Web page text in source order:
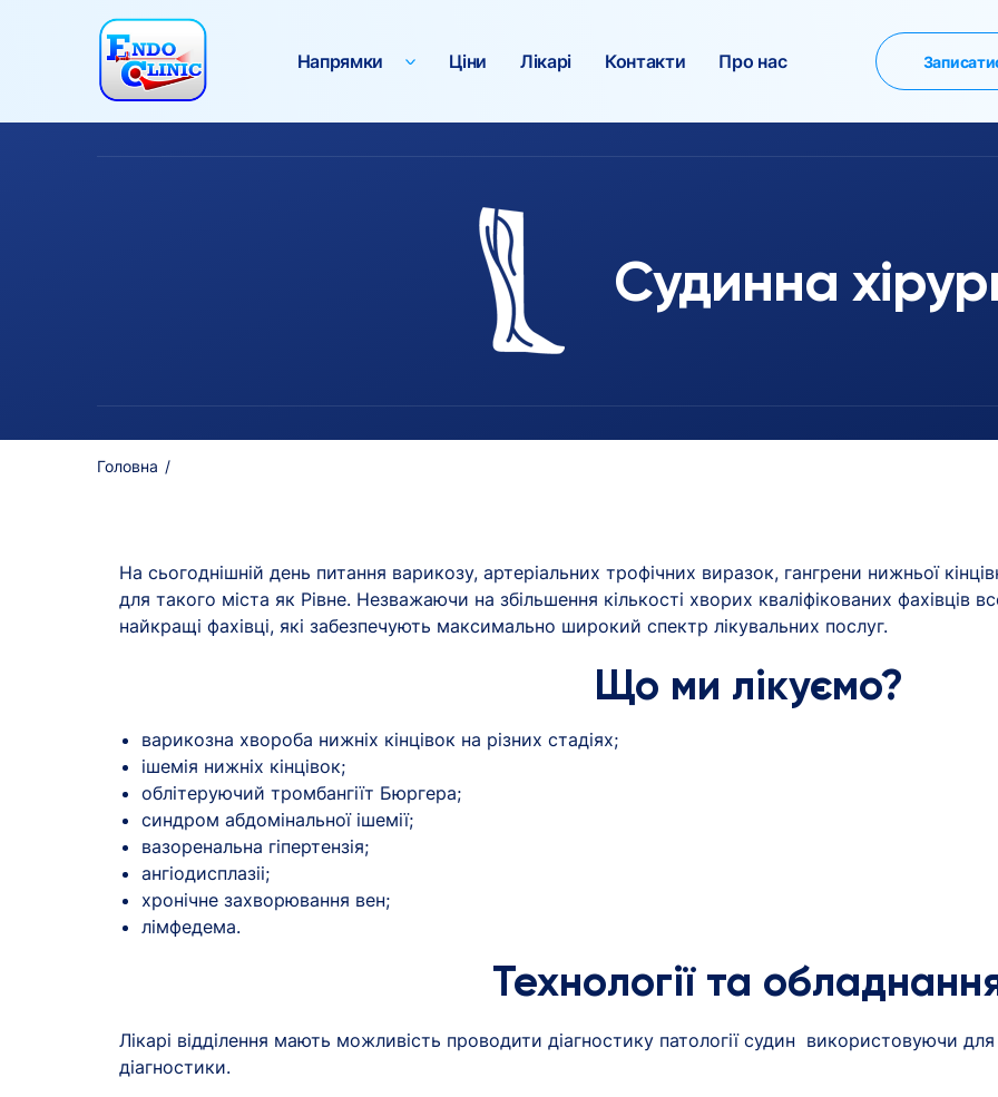
Напрямки Ціни Лікарі Контакти Про нас
Судинна
Головна
На сьогоднішній день питання варикозу, артеріальних трофічних виразок, гангрени нижньої
для такого міста як Рівне. Незважаючи на збільшення кількості хворих кваліфікованих фахівців
найкращі фахівці, які забезпечують максимально широкий спектр лікувальних послуг.
Що ми лікуємо?
варикозна хвороба нижніх кінцівок на різних стадіях;
ішемія нижніх кінцівок;
облітеруючий тромбангіїт Бюргера;
синдром абдомінальної ішемії;
вазоренальна гіпертензія;
ангіодисплазіі;
хронічне захворювання вен;
лімфедема.
Технології та
Лікарі відділення мають можливість проводити діагностику патології судин використовуючи
діагностики.